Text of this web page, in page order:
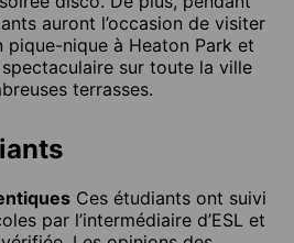
auront l’occasion de visiter
pique-nique à Heaton Park et
sur toute la ville
terrasses.
Ces étudiants ont suivi
par l’intermédiaire d’ESL et